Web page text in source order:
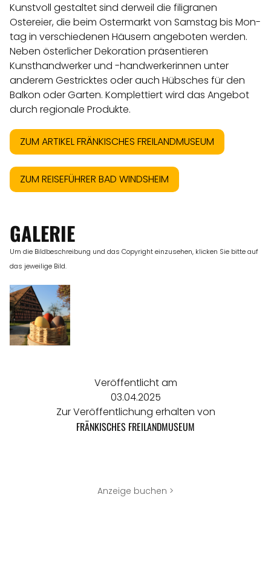
Kunstvoll gestaltet sind derweil die filigranen
Ostereier, die beim Ostermarkt von Samstag bis Mon-
tag in verschiedenen Häusern angeboten werden.
Neben österlicher Dekoration präsentieren
Kunsthandwerker und -handwerkerinnen unter
anderem Gestricktes oder auch Hübsches für den
Balkon oder Garten. Komplettiert wird das Angebot
durch regionale Produkte.
ZUM ARTIKEL FRÄNKISCHES FREILANDMUSEUM
ZUM REISEFÜHRER BAD WINDSHEIM
GALERIE
Um die Bildbeschreibung und das Copyright einzusehen, klicken Sie bitte auf
das jeweilige Bild.
Veröffentlicht am
03.04.2025
Zur Veröffentlichung erhalten von
FRÄNKISCHES FREILANDMUSEUM
Anzeige buchen >